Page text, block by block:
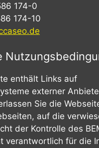
174-0
174-10
enthält Links auf
externer
Sie die
auf die
der Kontrolle des
verantwortlich für die